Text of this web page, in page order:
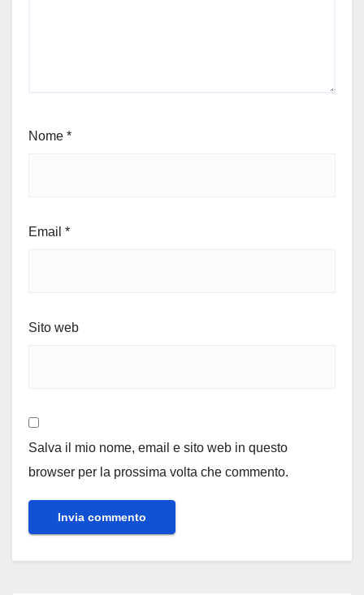
Nome *
Email *
Sito web
Salva il mio nome, email e sito web in questo
browser per la prossima volta che commento.